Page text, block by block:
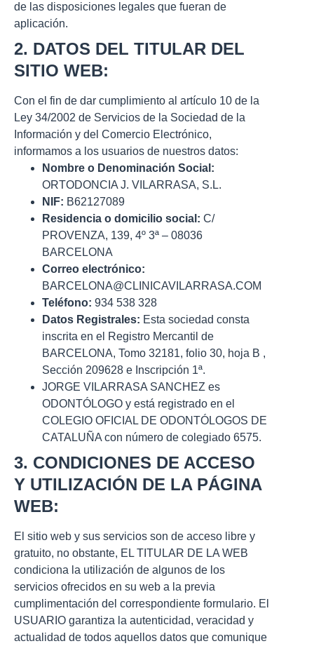
de las disposiciones legales que fueran de
aplicación.
2. DATOS DEL TITULAR DEL
SITIO WEB:
Con el fin de dar cumplimiento al artículo 10 de la
Ley 34/2002 de Servicios de la Sociedad de la
Información y del Comercio Electrónico,
informamos a los usuarios de nuestros datos:
Nombre o Denominación Social:
ORTODONCIA J. VILARRASA, S.L.
NIF: B62127089
Residencia o domicilio social: C/
PROVENZA, 139, 4º 3ª – 08036
BARCELONA
Correo electrónico:
BARCELONA@CLINICAVILARRASA.COM
Teléfono: 934 538 328
Datos Registrales: Esta sociedad consta
inscrita en el Registro Mercantil de
BARCELONA, Tomo 32181, folio 30, hoja B ,
Sección 209628 e Inscripción 1ª.
JORGE VILARRASA SANCHEZ es
ODONTÓLOGO y está registrado en el
COLEGIO OFICIAL DE ODONTÓLOGOS DE
CATALUÑA con número de colegiado 6575.
3. CONDICIONES DE ACCESO
Y UTILIZACIÓN DE LA PÁGINA
WEB:
El sitio web y sus servicios son de acceso libre y
gratuito, no obstante, EL TITULAR DE LA WEB
condiciona la utilización de algunos de los
servicios ofrecidos en su web a la previa
cumplimentación del correspondiente formulario. El
USUARIO garantiza la autenticidad, veracidad y
actualidad de todos aquellos datos que comunique